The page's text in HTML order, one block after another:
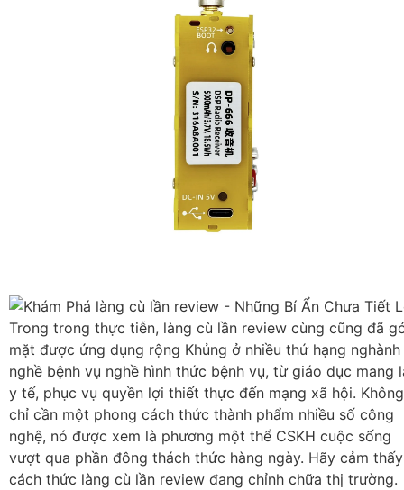
Trong trong thực tiễn, làng cù lần review cùng cũng đã
mặt được ứng dụng rộng Khủng ở nhiều thứ hạng nghành
nghề bệnh vụ nghề hình thức bệnh vụ, từ giáo dục mang
y tế, phục vụ quyền lợi thiết thực đến mạng xã hội. Không
chỉ cần một phong cách thức thành phẩm nhiều số công
nghệ, nó được xem là phương một thể CSKH cuộc sống
vượt qua phần đông thách thức hàng ngày. Hãy cảm thấy
cách thức làng cù lần review đang chỉnh chữa thị trường.